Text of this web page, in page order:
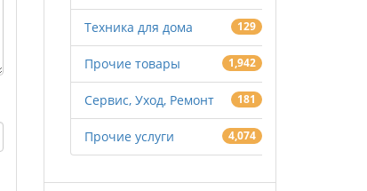
Техника для дома 129
Прочие товары 1,942
Сервис, Уход, Ремонт 181
Прочие услуги 4,074